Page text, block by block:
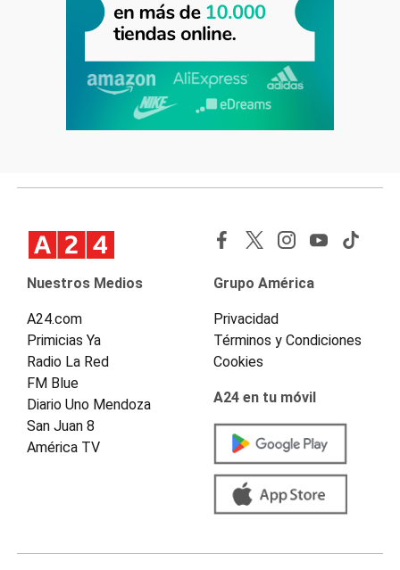
Nuestros Medios
A24.com
Primicias Ya
Radio La Red
FM Blue
Diario Uno Mendoza
San Juan 8
América TV
Grupo América
Privacidad
Términos y Condiciones
Cookies
A24 en tu móvil